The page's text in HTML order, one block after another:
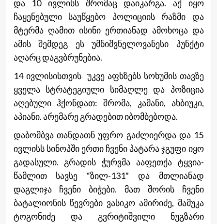
და 10 ივლისს შრომაც დაიკარგა. აქ იყო
ჩაყენებული საუწყებო პოლიციის რაზმი და
მტერმა ღამით ისინი ერთიანად ამოხოცა და
ამის შემდეგ ეს უმნიშვნელოვანესი პუნქტი
აღარც დაგვბრუნებია.
14 ივლისისთვის უკვე აფხზებს სოხუმის თავზე
ყველა სტრატეგიული სიმაღლე და პოზიცია
აღებული ჰქონდათ: შრომა, კამანი, ახბიუკი,
აპიანი. არემარე გრადებით იბომბებოდა.
დაბომბვა თანდათნ უფრო გაძლიერდა და 15
ივლისს სინოპში ერთი ჩვენი პატარა ჯგუფი იყო
გადასული. გრადის ჭურვმა ააფეთქა ტყვია-
წამლით სავსე “ზილ-131” და მთლიანად
დაგლიჯა ჩვენი ბიჭები. მათ შორის ჩვენი
ბატალიონის წევრები ვასიკო ამირიძე, მამუკა
ტოგონიძე და გვრიტიშვილი ნუგზარი